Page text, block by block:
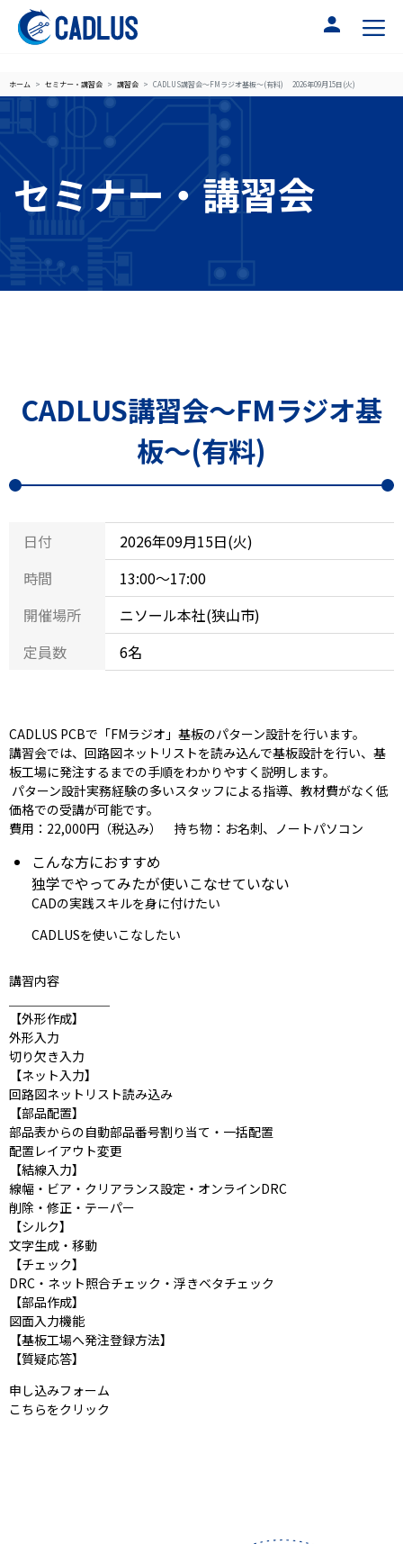
ホーム セミナー・講習会 講習会 CADLUS講習会～FMラジオ基板～(有料) 2026年09月15日(火)
セミナー・講習会
CADLUS講習会～FMラジオ基
板～(有料)
日付
2026年09月15日(火)
時間
13:00～17:00
開催場所
ニソール本社(狭山市)
定員数
6名
CADLUS PCBで「FMラジオ」基板のパターン設計を行います。
講習会では、回路図ネットリストを読み込んで基板設計を行い、基
板工場に発注するまでの手順をわかりやすく説明します。
パターン設計実務経験の多いスタッフによる指導、教材費がなく低
価格での受講が可能です。
費用：22,000円（税込み） 持ち物：お名刺、ノートパソコン
こんな方におすすめ
独学でやってみたが使いこなせていない
CADの実践スキルを身に付けたい
CADLUSを使いこなしたい
講習内容
【外形作成】
外形入力
切り欠き入力
【ネット入力】
回路図ネットリスト読み込み
【部品配置】
部品表からの自動部品番号割り当て・一括配置
配置レイアウト変更
【結線入力】
線幅・ビア・クリアランス設定・オンラインDRC
削除・修正・テーパー
【シルク】
文字生成・移動
【チェック】
DRC・ネット照合チェック・浮きベタチェック
【部品作成】
図面入力機能
【基板工場へ発注登録方法】
【質疑応答】
申し込みフォーム
こちらをクリック